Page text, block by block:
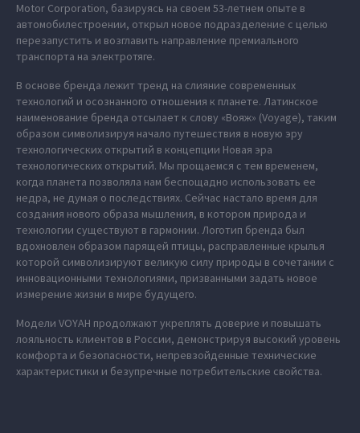
Motor Corporation, базируясь на своем 53-летнем опыте в
автомобилестроении, открыл новое подразделение с целью
перезапустить и возглавить направление премиального
транспорта на электротяге.
В основе бренда лежит тренд на слияние современных
технологий и осознанного отношения к планете. Латинское
наименование бренда отсылает к слову «Вояж» (Voyage), таким
образом символизируя начало путешествия в новую эру
технологических открытий в концепции Новая эра
технологических открытий. Мы прощаемся с тем временем,
когда планета позволяла нам беспощадно использовать ее
недра, не думая о последствиях. Сейчас настало время для
создания нового образа мышления, в котором природа и
технологии существуют в гармонии. Логотип бренда был
вдохновлен образом парящей птицы, расправленные крылья
которой символизируют великую силу природы в сочетании с
инновационными технологиями, призванными задать новое
измерение жизни в мире будущего.
Модели VOYAH продолжают укреплять доверие и повышать
лояльность клиентов в России, демонстрируя высокий уровень
комфорта и безопасности, непревзойденные технические
характеристики и безупречные потребительские свойства.